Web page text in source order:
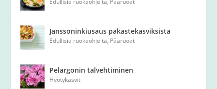
Edullisia ruokaohjeita, Pääruoat
Janssoninkiusaus pakastekasviksista
Edullisia ruokaohjeita, Pääruoat
Pelargonin talvehtiminen
Hyötykasvit